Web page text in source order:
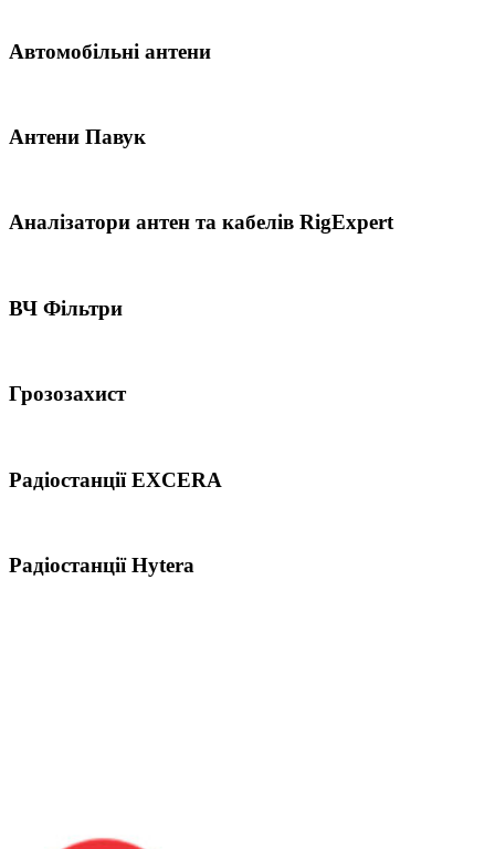
Автомобільні антени
Антени Павук
Аналізатори антен та кабелів RigExpert
ВЧ Фільтри
Грозозахист
Радіостанції EXCERA
Радіостанції Hytera